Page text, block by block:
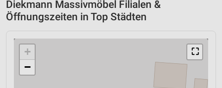
Diekmann Massivmöbel Filialen &
Öffnungszeiten in Top Städten
⛶
+
−